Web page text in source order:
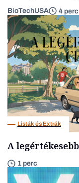
BioTechUSA 4 perc
Listák és Extrák
A
1 perc